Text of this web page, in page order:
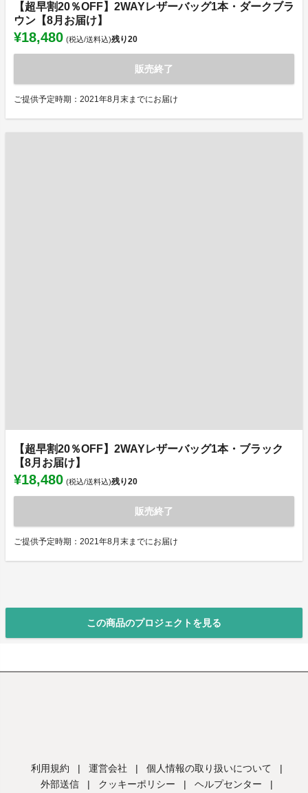
【超早割20％OFF】2WAYレザーバッグ1本・ダークブラ
ウン【8月お届け】
¥18,480 (税込/送料込)残り20
販売終了
ご提供予定時期：2021年8月末までにお届け
【超早割20％OFF】2WAYレザーバッグ1本・ブラック
【8月お届け】
¥18,480 (税込/送料込)残り20
販売終了
ご提供予定時期：2021年8月末までにお届け
この商品のプロジェクトを見る
利用規約 | 運営会社 | 個人情報の取り扱いについて
|
外部送信
| クッキーポリシー | ヘルプセンター |